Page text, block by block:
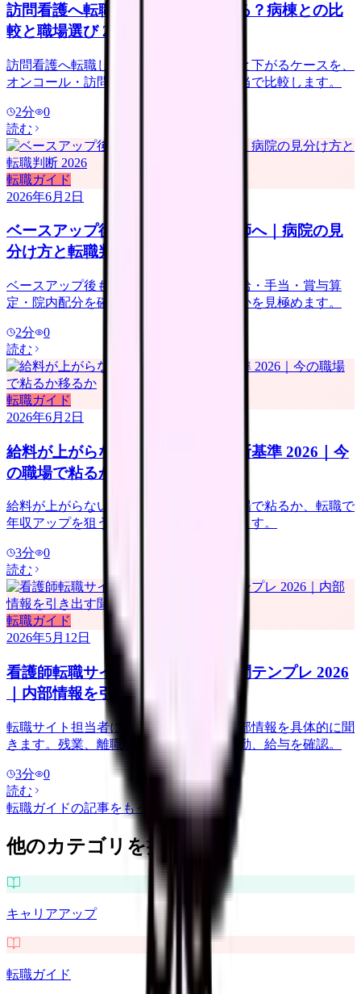
訪問看護へ転職すると給料は上がる？病棟との比
較と職場選び 2026
訪問看護へ転職して給料が上がるケースと下がるケースを、
オンコール・訪問件数・管理者候補・手当で比較します。
2分
0
読む
転職ガイド
2026年6月2日
ベースアップ後も給料が低い看護師へ｜病院の見
分け方と転職判断 2026
ベースアップ後も給料が低い時は、基本給・手当・賞与算
定・院内配分を確認し、改善しない職場かを見極めます。
2分
0
読む
転職ガイド
2026年6月2日
給料が上がらない看護師の転職判断基準 2026｜今
の職場で粘るか移るか
給料が上がらない看護師向けに、今の職場で粘るか、転職で
年収アップを狙うかの判断基準を整理します。
3分
0
読む
転職ガイド
2026年5月12日
看護師転職サイト担当者に聞く質問テンプレ 2026
｜内部情報を引き出す聞き方
転職サイト担当者には、求人票にない内部情報を具体的に聞
きます。残業、離職理由、教育体制、夜勤、給与を確認。
3分
0
読む
転職ガイドの記事をもっと見る
他のカテゴリを探す
キャリアアップ
転職ガイド